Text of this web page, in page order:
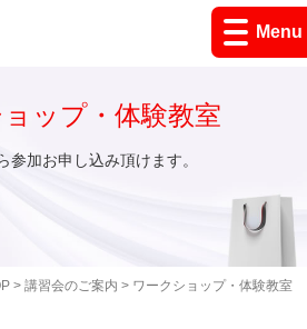
Menu
> 講習会のご案内 > ワークショップ・体験教室
ップ・体験教室
参加お申し込み頂けます。